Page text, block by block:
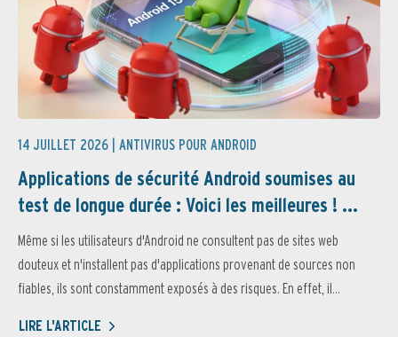
14 JUILLET 2026 | ANTIVIRUS POUR ANDROID
Applications de sécurité Android soumises au
test de longue durée : Voici les meilleures ! ...
Même si les utilisateurs d'Android ne consultent pas de sites web
douteux et n'installent pas d'applications provenant de sources non
fiables, ils sont constamment exposés à des risques. En effet, il...
LIRE L'ARTICLE